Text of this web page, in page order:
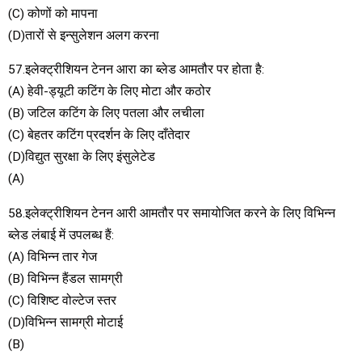
(C) कोणों को मापना
(D)तारों से इन्सुलेशन अलग करना
57.इलेक्ट्रीशियन टेनन आरा का ब्लेड आमतौर पर होता है:
(A) हेवी-ड्यूटी कटिंग के लिए मोटा और कठोर
(B) जटिल कटिंग के लिए पतला और लचीला
(C) बेहतर कटिंग प्रदर्शन के लिए दाँतेदार
(D)विद्युत सुरक्षा के लिए इंसुलेटेड
(A)
58.इलेक्ट्रीशियन टेनन आरी आमतौर पर समायोजित करने के लिए विभिन्न
ब्लेड लंबाई में उपलब्ध हैं:
(A) विभिन्न तार गेज
(B) विभिन्न हैंडल सामग्री
(C) विशिष्ट वोल्टेज स्तर
(D)विभिन्न सामग्री मोटाई
(B)